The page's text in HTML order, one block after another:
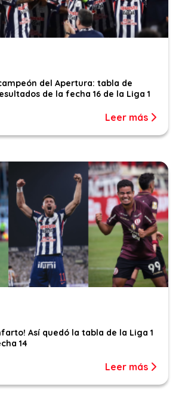
del Apertura: tabla de
de la fecha 16 de la Liga 1
Leer más
Así quedó la tabla de la Liga 1
14
Leer más